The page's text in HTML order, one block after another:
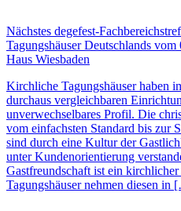
Nächstes degefest-
Tagungshäuser Deutschlands
Haus Wiesbaden
Kirchliche Tagungshäuser haben
durchaus vergleichbaren
unverwechselbares Profil. Die
vom einfachsten Standard bis zur
sind durch eine Kultur der
unter Kundenorientierung
Gastfreundschaft ist ein
Tagungshäuser nehmen diesen in